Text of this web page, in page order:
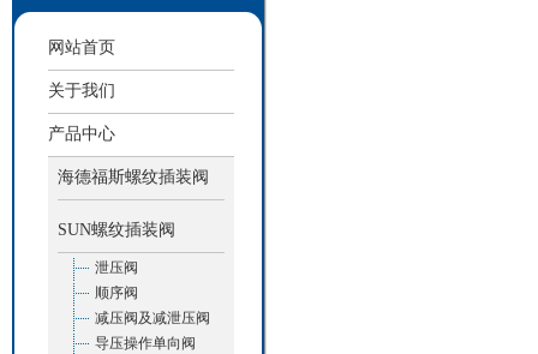
网站首页
关于我们
产品中心
海德福斯螺纹插装阀
SUN螺纹插装阀
泄压阀
顺序阀
减压阀及减泄压阀
导压操作单向阀